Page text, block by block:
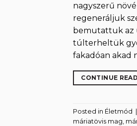
nagyszerű
regeneráljuk
bemutattuk az
túlterheltük
fakadóan akad
CONTINUE
Posted in Életmód
máriatövis mag